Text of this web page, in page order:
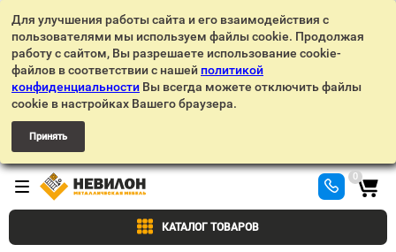
Для улучшения работы сайта и его взаимодействия с
пользователями мы используем файлы cookie. Продолжая
работу с сайтом, Вы разрешаете использование cookie-
файлов в соответствии с нашей политикой
конфиденциальности Вы всегда можете отключить файлы
cookie в настройках Вашего браузера.
Принять
КАТАЛОГ ТОВАРОВ
0